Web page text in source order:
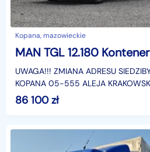
Kopana, mazowieckie
UWAGA!!! ZMIANA ADRESU
KOPANA 05-555 ALEJA
- SZACUNKOWA OFERTA NA OKRES
86 100zł